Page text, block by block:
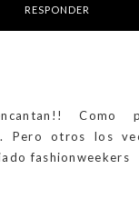
RESPONDER
Como
Pero otros los
fashionweekers